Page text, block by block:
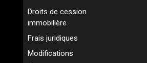
Droits de cession
immobilière
Frais juridiques
Modifications